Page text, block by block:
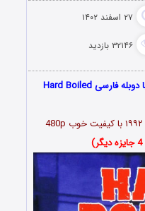
۲۷ اسفند ۱۴۰۲
۳۲۱۴۶ بازدید
دانلود رایگان فیلم هر لحظه خشم با دوبله فارسی Hard Boiled
با کیفیت خوب 480p